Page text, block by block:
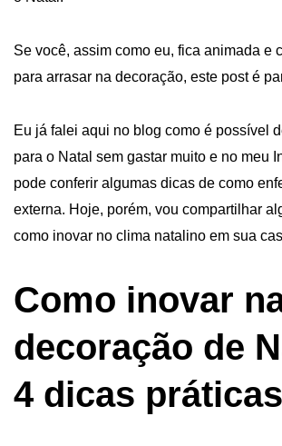
Se você, assim como eu, fica animada e
para arrasar na decoração, este post é
Eu já falei aqui no blog como é possível
para o Natal sem gastar muito e no meu
pode conferir algumas dicas de como
externa. Hoje, porém, vou compartilhar
como inovar no clima natalino em sua
Como inovar
decoração de
4 dicas práticas